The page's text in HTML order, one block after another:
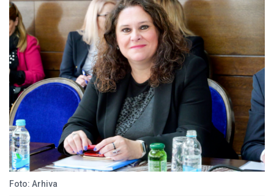
Foto: Arhiva